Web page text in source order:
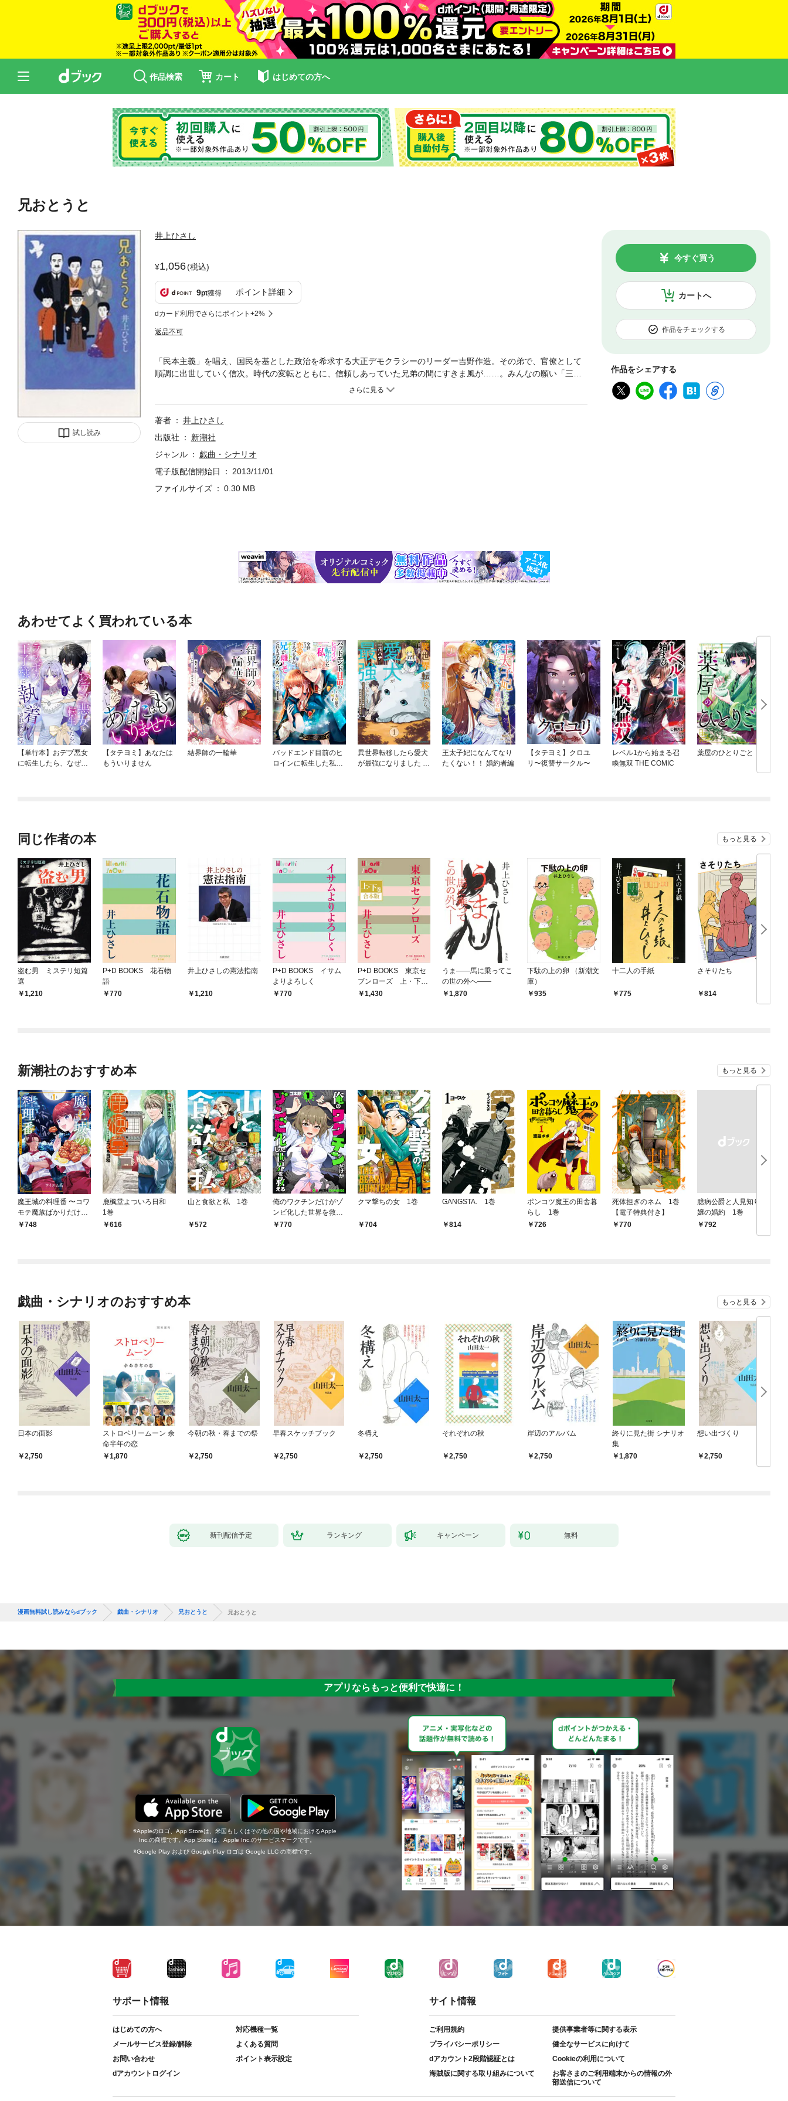
作品検索 カート はじめての方へ
兄おとうと
試し読み
井上ひさし
1,056(税込)
9pt獲得 ポイント詳細
dカード利用でさらにポイント+2%
返品不可
カートへ
今すぐ買う
作品をチェックする
作品をシェアする
「民本主義」を唱え、国民を基とした政治を希求する大正デモクラシーのリーダー吉野作造。その弟で、官僚として
順調に出世していく信次。時代の変転とともに、信頼しあっていた兄弟の間にすきま風が……。みんなの願い「三度
のごはん きちんとたべて 火の用心」を実現するための先人の苦闘を、歌と笑いに包んで描く評伝劇。
著者
井上ひさし
出版社
新潮社
ジャンル
戯曲・シナリオ
電子版配信開始日
2013/11/01
ファイルサイズ
0.30 MB
あわせてよく買われている本
【単行本】おデブ悪女
に転生したら、なぜか
【タテヨミ】あなたは
もういりません
結界師の一輪華
バッドエンド目前のヒ
ロインに転生した私、
異世界転移したら愛犬
が最強になりました ～
王太子妃になんてなり
たくない！！ 婚約者編
【タテヨミ】クロユ
リ〜復讐サークル〜
レベル1から始まる召
喚無双 THE COMIC
薬屋のひとりごと
同じ作者の本 もっと見る
盗む男 ミステリ短篇
選
1,210
P+D BOOKS 花石物
語
770
井上ひさしの憲法指南
1,210
P+D BOOKS イサム
よりよろしく
770
P+D BOOKS 東京セ
ブンローズ 上・下
巻 合本版
1,430
うま――馬に乗ってこ
の世の外へ――
1,870
下駄の上の卵 （新潮文
庫）
935
十二人の手紙
775
さそりたち
814
新潮社のおすすめ本 もっと見る
魔王城の料理番 〜コワ
モテ魔族ばかりだけ
ど、ホワイトな職場で
748
鹿楓堂よついろ日和
1巻
616
山と食欲と私 1巻
572
俺のワクチンだけがゾ
ンビ化した世界を救え
る 1巻
770
クマ撃ちの女 1巻
704
GANGSTA. 1巻
814
ポンコツ魔王の田舎暮
らし 1巻
726
死体担ぎのネム 1巻
【電子特典付き】
770
臆病公爵と人見知り令
嬢の婚約 1巻
￥792
戯曲・シナリオのおすすめ本 もっと見る
日本の面影
2,750
ストロベリームーン 余
命半年の恋
1,870
今朝の秋・春までの祭
2,750
早春スケッチブック
2,750
冬構え
2,750
それぞれの秋
2,750
岸辺のアルバム
2,750
終りに見た街 シナリオ
集
1,870
想い出づくり
2,750
新刊配信予定 ランキング キャンペーン 無料
漫画無料試し読みならdブック 戯曲・シナリオ 兄おとうと 兄おとうと
アプリならもっと便利で快適に！
Appleのロゴ、App Storeは、米国もしくはその他の国や地域におけるApple
Inc.の商標です。App Storeは、Apple Inc.のサービスマークです。
Google Play および Google Play ロゴは Google LLC の商標です。
サポート情報
はじめての方へ
対応機種一覧
メールサービス登録/解除
よくある質問
お問い合わせ
ポイント表示設定
dアカウントログイン
サイト情報
ご利用規約
提供事業者等に関する表示
プライバシーポリシー
健全なサービスに向けて
dアカウント2段階認証とは
Cookieの利用について
海賊版に関する取り組みについて
お客さまのご利用端末からの情報の外
部送信について